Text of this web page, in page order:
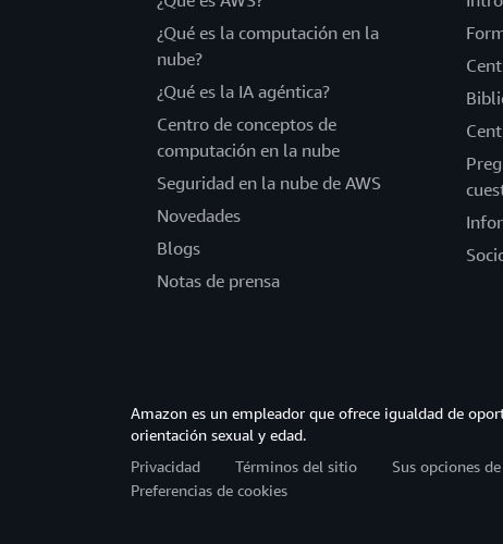
¿Qué es la computación en la
nube?
¿Qué es la IA agéntica?
Centro de conceptos de
computación en la nube
Seguridad en la nube de AWS
Novedades
Blogs
Notas de prensa
Amazon es un empleador que ofrece igualdad de
orientación sexual y edad.
Privacidad
Términos del sitio
Sus opciones
Preferencias de cookies